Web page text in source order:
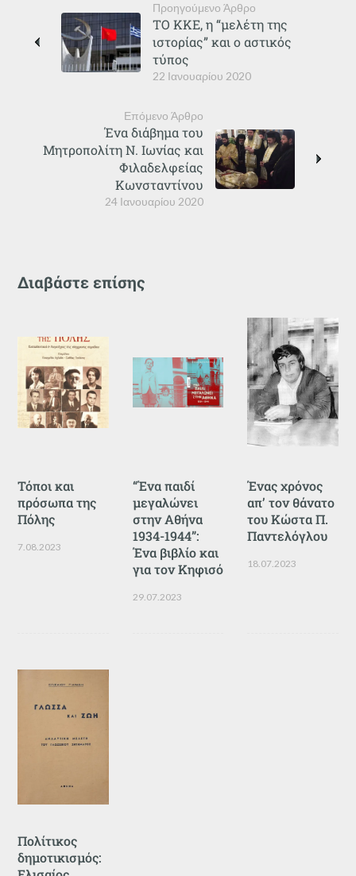
Προηγούμενο Άρθρο
22 Ιανουαρίου 2020
ΤΟ ΚΚΕ, η “μελέτη της
ιστορίας” και ο αστικός
τύπος
Επόμενο Άρθρο
24 Ιανουαρίου 2020
Ένα διάβημα του
Μητροπολίτη Ν. Ιωνίας και
Φιλαδελφείας
Κωνσταντίνου
Διαβάστε επίσης
Τόποι και
πρόσωπα της
Πόλης
7.08.2023
“Ένα παιδί
μεγαλώνει
στην Αθήνα
1934-1944”:
Ένα βιβλίο και
για τον Κηφισό
29.07.2023
Ένας χρόνος
απ’ τον θάνατο
του Κώστα Π.
Παντελόγλου
18.07.2023
Πολίτικος
δημοτικισμός: